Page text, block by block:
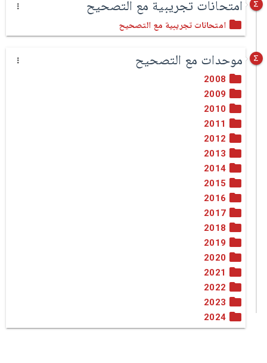
امتحانات تجريبية مع التصحيح
امتحانات تجريبية مع التصحيح
موحدات مع التصحيح
2008
2009
2010
2011
2012
2013
2014
2015
2016
2017
2018
2019
2020
2021
2022
2023
2024